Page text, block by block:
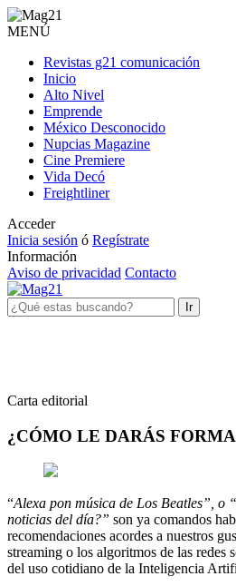
MENÚ
Revistas g21 comunicación
Inicio
Alto Nivel
Emprende
México Desconocido
Nupcias Magazine
Cine Premiere
Vida Decó
Freightliner
Acceder
Inicia sesión ó Regístrate
Información
Aviso de privacidad Contacto
Ir
Carta editorial
¿CÓMO LE DARÁS
“Alexa pon música de Los Beatles”, o
noticias del día?” son ya comandos
recomendaciones acordes a nuestros
streaming o los algoritmos de las redes
del uso cotidiano de la Inteligencia